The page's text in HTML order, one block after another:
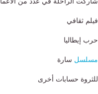
فيلم ثقافي
حرب إيطاليا
مسلسل سارة
للثروة حسابات أخرى